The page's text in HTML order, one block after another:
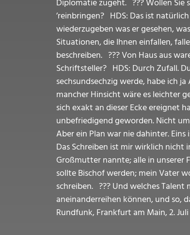
Diplomatie zugeht. ??? Wollen Sie
’reinbringen? HDS: Das ist
wiederzugeben was er gesehen,
Situationen, die Ihnen einfallen,
beschreiben. ??? Von Haus aus
Schriftsteller? HDS: Durch Zufall.
sechsundsechzig werde, habe ich
mancher Hinsicht wäre es leichter
sich exakt an dieser Ecke ereignet
unbefriedigend geworden. Nicht
Aber ein Plan war nie dahinter.
Das Schreiben ist mir wirklich
Großmutter nannte; alle in unserer
sollte Bischof werden; mein Vater
schreiben. ??? Und welches
aneinanderreihen können, und so,
Rundfunk, Frankfurt am Main, 2.